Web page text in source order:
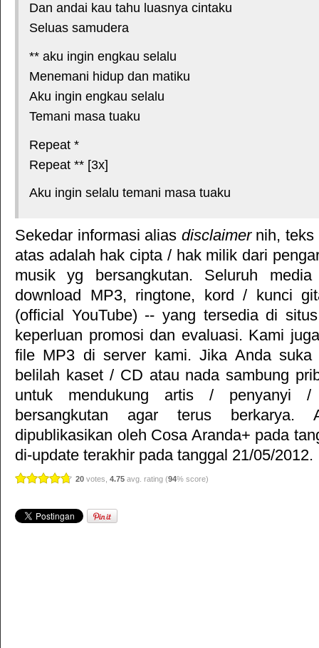
Dan andai kau tahu luasnya cintaku
Seluas samudera
** aku ingin engkau selalu
Menemani hidup dan matiku
Aku ingin engkau selalu
Temani masa tuaku
Repeat *
Repeat ** [3x]
Aku ingin selalu temani masa tuaku
Sekedar informasi alias disclaimernih, teks
atas adalah hak cipta / hak milik dari
musik yg bersangkutan. Seluruh
download MP3, ringtone, kord / kunci
(official YouTube) -- yang tersedia di
keperluan promosi dan evaluasi. Kami
file MP3 di server kami. Jika Anda
belilah kaset / CD atau nada sambung
untuk mendukung artis / penyanyi
bersangkutan agar terus berkarya.
dipublikasikan oleh Cosa Aranda+ pada
di-update terakhir pada tanggal 21/05/2012.
20 votes, 4.75 avg. rating (94% score)